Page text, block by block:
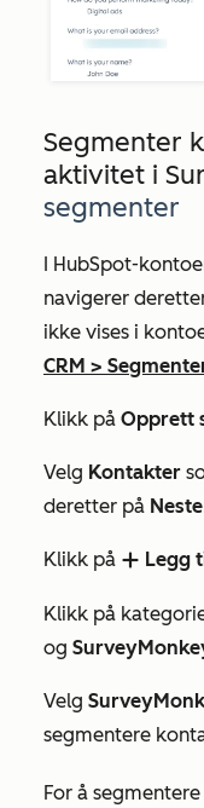
Segmenter
aktivitet i
segmenter
I HubSpot-
navigerer
ikke vises i
CRM >
Klikk på Opprett
Velg Kontakter
deretter på Neste
Klikk på add Legg
Klikk på
og
Velg
segmentere
For å